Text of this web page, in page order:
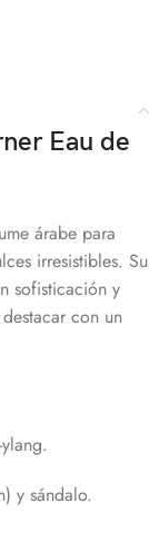
Eau de
árabe para
irresistibles. Su
sofisticación y
con un
y sándalo.